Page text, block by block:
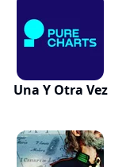
Una Y Otra Vez